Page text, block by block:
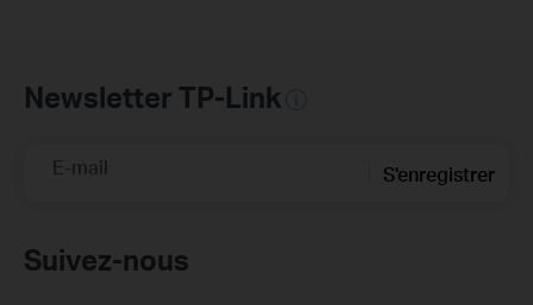
Newsletter TP-Link
E-mail S'enregistrer
Suivez-nous